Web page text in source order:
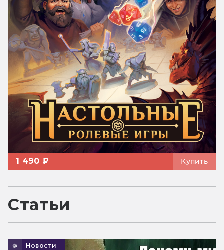
1 490 ₽ Купить
Статьи
Новости